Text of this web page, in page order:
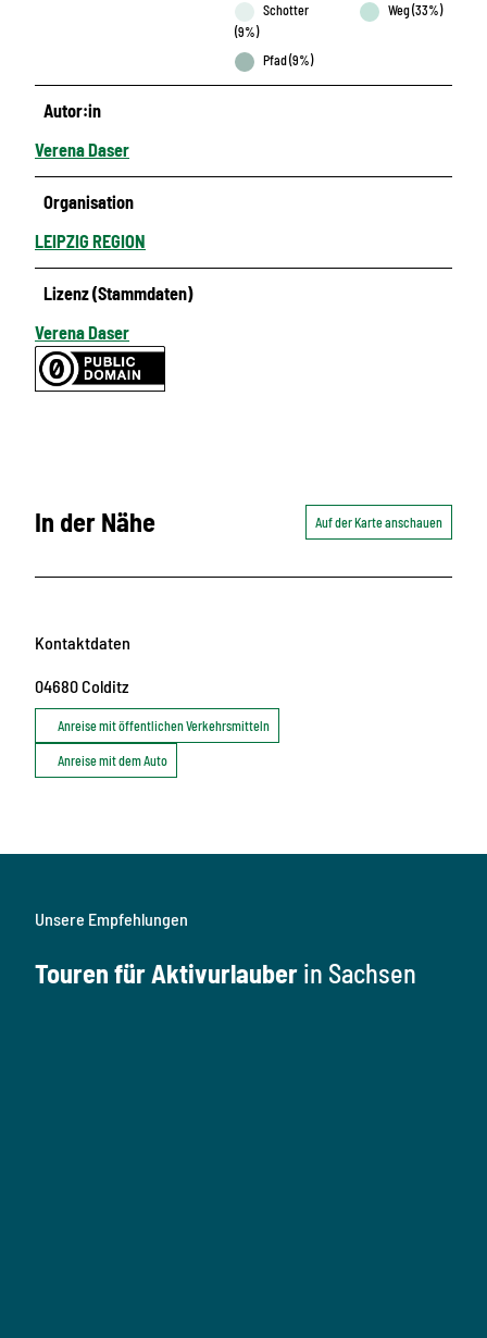
Schotter
(9%)
Weg (33%)
Pfad (9%)
Autor:in
Verena Daser
Organisation
LEIPZIG REGION
Lizenz (Stammdaten)
Verena Daser
In der Nähe Auf der Karte anschauen
Kontaktdaten
04680Colditz
Anreise mit öffentlichen Verkehrsmitteln
Anreise mit dem Auto
Unsere Empfehlungen
Touren für Aktivurlauber in Sachsen